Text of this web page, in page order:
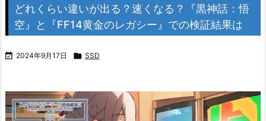
どれくらい違いが出る？速くなる？『黒神話：悟
空』と『FF14黄金のレガシー』での検証結果は
 2024年9月17日  SSD